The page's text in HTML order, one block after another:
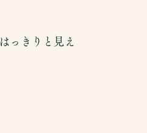
っきりと見え